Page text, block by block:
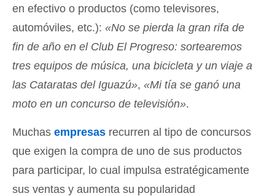
en efectivo o productos (como televisores,
automóviles, etc.): «No se pierda la gran rifa de
fin de año en el Club El Progreso: sortearemos
tres equipos de música, una bicicleta y un viaje a
las Cataratas del Iguazú», «Mi tía se ganó una
moto en un concurso de televisión».
Muchas empresas recurren al tipo de concursos
que exigen la compra de uno de sus productos
para participar, lo cual impulsa estratégicamente
sus ventas y aumenta su popularidad